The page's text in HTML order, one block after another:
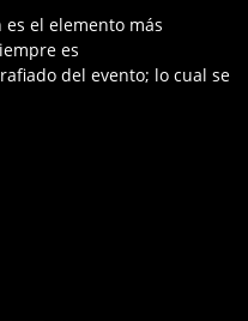
el elemento más
es
del evento; lo cual se